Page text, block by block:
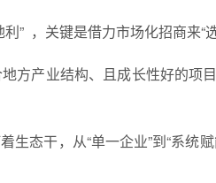
” ，关键是借力市场化招商来“选
方产业结构、且成长性好的项
态干，从“单一企业”到“系统